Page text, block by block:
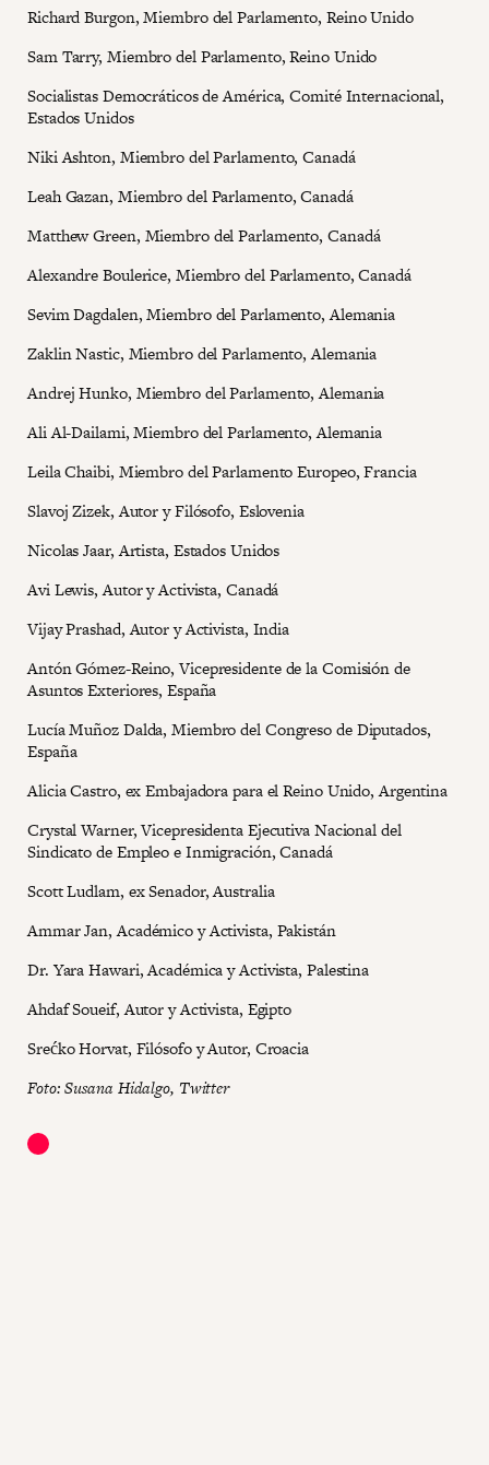
Richard Burgon, Miembro del Parlamento, Reino Unido
Sam Tarry, Miembro del Parlamento, Reino Unido
Socialistas Democráticos de América, Comité Internacional,
Estados Unidos
Niki Ashton, Miembro del Parlamento, Canadá
Leah Gazan, Miembro del Parlamento, Canadá
Matthew Green, Miembro del Parlamento, Canadá
Alexandre Boulerice, Miembro del Parlamento, Canadá
Sevim Dagdalen, Miembro del Parlamento, Alemania
Zaklin Nastic, Miembro del Parlamento, Alemania
Andrej Hunko, Miembro del Parlamento, Alemania
Ali Al-Dailami, Miembro del Parlamento, Alemania
Leila Chaibi, Miembro del Parlamento Europeo, Francia
Slavoj Zizek, Autor y Filósofo, Eslovenia
Nicolas Jaar, Artista, Estados Unidos
Avi Lewis, Autor y Activista, Canadá
Vijay Prashad, Autor y Activista, India
Antón Gómez-Reino, Vicepresidente de la Comisión de
Asuntos Exteriores, España
Lucía Muñoz Dalda, Miembro del Congreso de Diputados,
España
Alicia Castro, ex Embajadora para el Reino Unido, Argentina
Crystal Warner, Vicepresidenta Ejecutiva Nacional del
Sindicato de Empleo e Inmigración, Canadá
Scott Ludlam, ex Senador, Australia
Ammar Jan, Académico y Activista, Pakistán
Dr. Yara Hawari, Académica y Activista, Palestina
Ahdaf Soueif, Autor y Activista, Egipto
Srećko Horvat, Filósofo y Autor, Croacia
Foto: Susana Hidalgo, Twitter